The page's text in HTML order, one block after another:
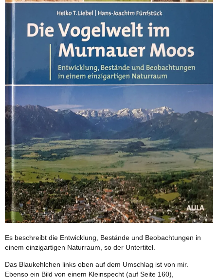
Es beschreibt die Entwicklung, Bestände und Beobachtungen in
einem einzigartigen Naturraum, so der Untertitel.
Das Blaukehlchen links oben auf dem Umschlag ist von mir.
Ebenso ein Bild von einem Kleinspecht (auf Seite 160),